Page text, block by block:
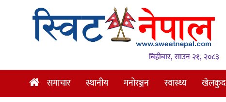
मनोरञ्जन
स्वास्थ्य
बिहीबार, साउन २१, २०८३
समाचार स्थानीय मनोरञ्जन स्वास्थ्य खेलकुद